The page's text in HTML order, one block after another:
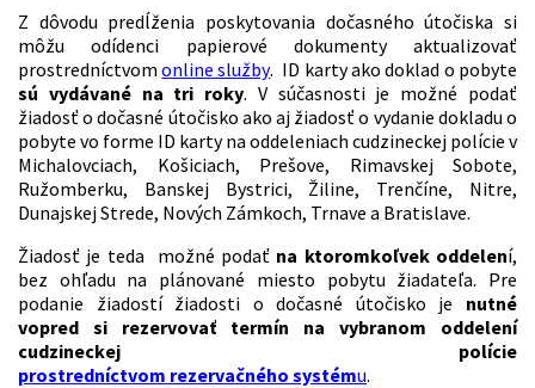
Z dôvodu predĺženia poskytovania dočasného útočiska si
môžu odídenci papierové dokumenty aktualizovať
prostredníctvomonline služby. ID karty ako doklad o pobyte
sú vydávané na tri roky. V súčasnosti je možné podať
žiadosť o dočasné útočisko ako aj žiadosť o vydanie dokladu o
pobyte vo forme ID karty na oddeleniach cudzineckej polície v
Michalovciach, Košiciach, Prešove, Rimavskej Sobote,
Ružomberku, Banskej Bystrici, Žiline, Trenčíne, Nitre,
Dunajskej Strede, Nových Zámkoch, Trnave a Bratislave.
Žiadosť je teda možné podať na ktoromkoľvek oddelení,
bez ohľadu na plánované miesto pobytu žiadateľa. Pre
podanie žiadostí žiadosti o dočasné útočisko je nutné
vopred si rezervovať termín na vybranom oddelení
cudzineckej polície
prostredníctvom rezervačného systému.